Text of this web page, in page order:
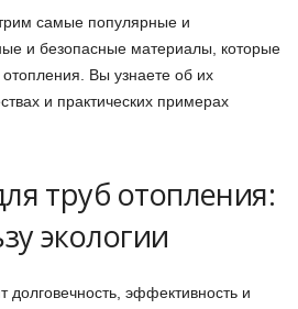
самые популярные и
и безопасные материалы, которые
Вы узнаете об их
и практических примерах
труб отопления:
экологии
долговечность, эффективность и